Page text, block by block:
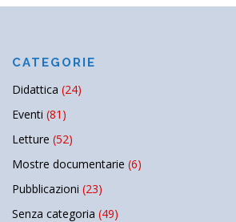
CATEGORIE
Didattica (24)
Eventi (81)
Letture (52)
Mostre documentarie (6)
Pubblicazioni (23)
Senza categoria (49)